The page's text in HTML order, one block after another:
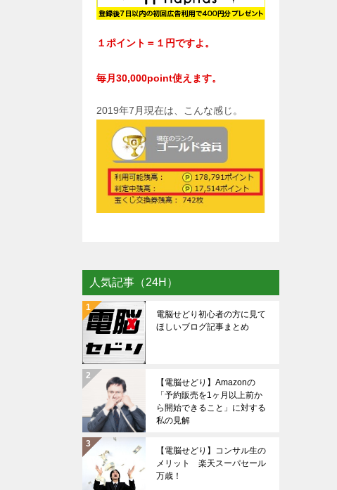
１ポイント＝１円ですよ。
毎月30,000point使えます。
2019年7月現在は、こんな感じ。
人気記事（24H）
電脳せどり初心者の方に見て
ほしいブログ記事まとめ
【電脳せどり】Amazonの
「予約販売を1ヶ月以上前か
ら開始できること」に対する
私の見解
【電脳せどり】コンサル生の
メリット 楽天スーパセール
万歳！